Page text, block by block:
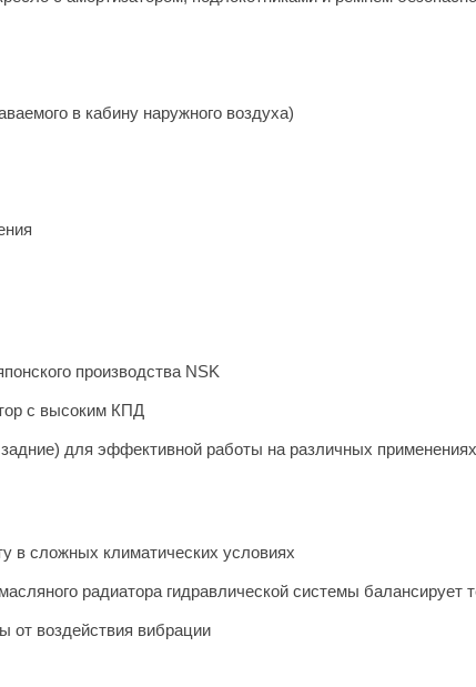
в кабину наружного воздуха)
производства NSK
с высоким КПД
для эффективной работы на различных применениях
в сложных климатических условиях
радиатора гидравлической системы балансирует
от воздействия вибрации